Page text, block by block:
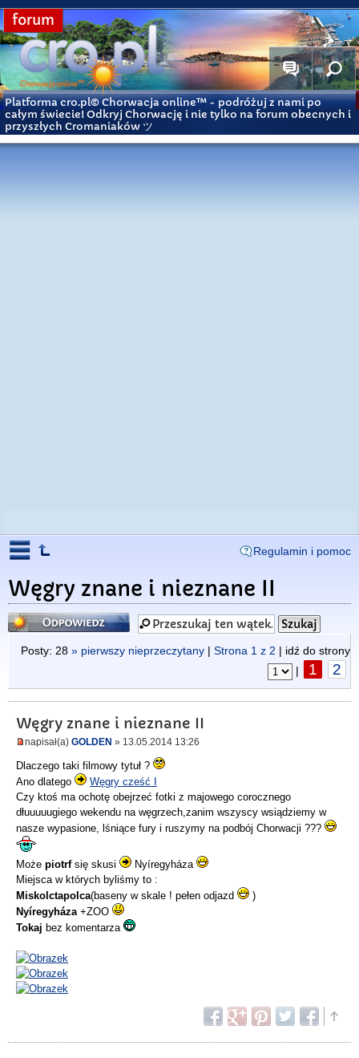
forum
Platforma cro.pl© Chorwacja online™ - podróżuj z nami po
całym świecie! Odkryj Chorwację i nie tylko na forum obecnych i
przyszłych Cromaniaków ツ
Regulamin i pomoc
Węgry znane i nieznane II
Odpowiedz
Posty: 28 » pierwszy nieprzeczytany | Strona 1 z 2 | idź do strony
|
1 2
Węgry znane i nieznane II
napisał(a) GOLDEN » 13.05.2014 13:26
Dlaczego taki filmowy tytuł ?
Ano dlatego
Węgry cześć I
Czy ktoś ma ochotę obejrzeć fotki z majowego corocznego
dłuuuuugiego wekendu na węgrzech,zanim wszyscy wsiądziemy w
nasze wypasione, lśniące fury i ruszymy na podbój Chorwacji ???
Może piotrfsię skusi
Nyíregyháza
Miejsca w których byliśmy to :
Miskolctapolca(baseny w skale ! pełen odjazd
)
Nyíregyháza +ZOO
Tokaj bez komentarza